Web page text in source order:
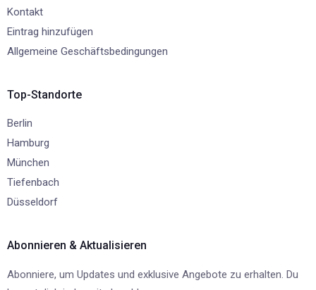
Kontakt
Eintrag hinzufügen
Allgemeine Geschäftsbedingungen
Top-Standorte
Berlin
Hamburg
München
Tiefenbach
Düsseldorf
Abonnieren & Aktualisieren
Abonniere, um Updates und exklusive Angebote zu erhalten. Du